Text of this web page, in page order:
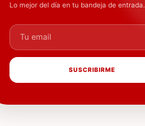
Lo mejor del día en tu bandeja de entrada.
Tu email
SUSCRIBIRME